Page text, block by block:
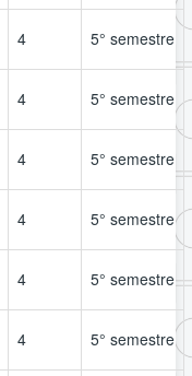
4 5° semestre
4 5° semestre
4 5° semestre
4 5° semestre
4 5° semestre
4 5° semestre